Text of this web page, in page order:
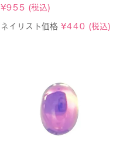
¥955 (税込)
ネイリスト価格 ¥440 (税込)